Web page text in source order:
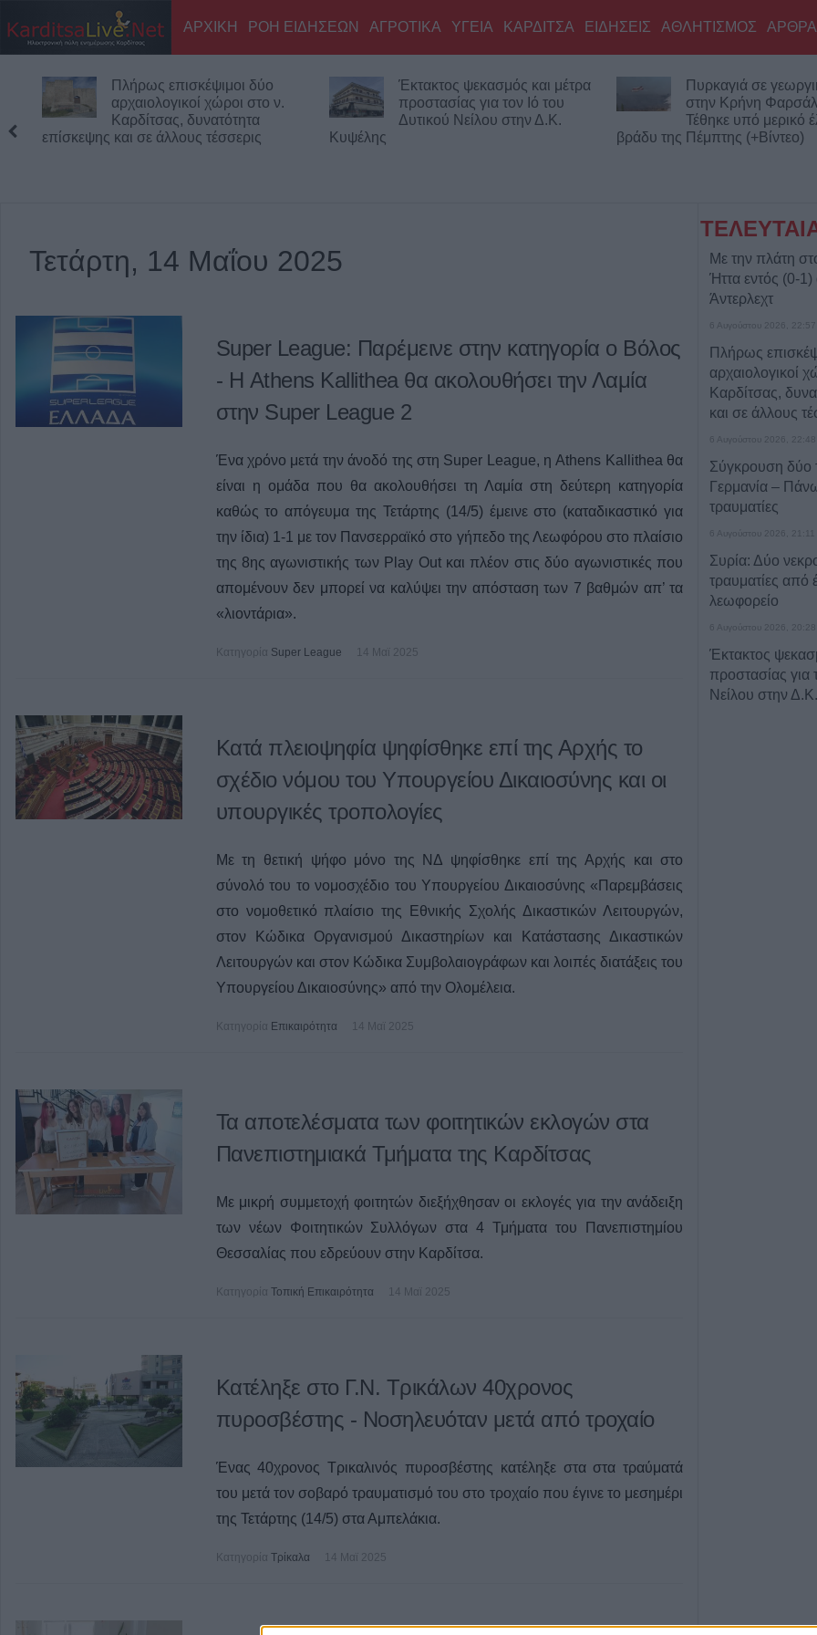
ΑΡΧΙΚΗ ΡΟΗ ΕΙΔΗΣΕΩΝ ΑΓΡΟΤΙΚΑ ΥΓΕΙΑ ΚΑΡΔΙΤΣΑ ΕΙΔΗΣΕΙΣ ΑΘΛΗΤΙΣΜΟΣ ΑΡΘΡΑ
Πλήρως επισκέψιμοι δύο
αρχαιολογικοί χώροι στο ν.
Καρδίτσας, δυνατότητα
επίσκεψης και σε άλλους τέσσερις
Έκτακτος ψεκασμός και μέτρα
προστασίας για τον Ιό του
Δυτικού Νείλου στην Δ.Κ.
Κυψέλης
Πυρκαγιά σε
στην Κρήνη
Τέθηκε υπό μερικό
βράδυ της Πέμπτης (+Βίντεο)
Τετάρτη, 14 Μαΐου 2025
Super League: Παρέμεινε στην κατηγορία ο Βόλος
- Η Athens Kallithea θα ακολουθήσει την Λαμία
στην Super League 2
Ένα χρόνο μετά την άνοδό της στη Super League, η Athens Kallithea θα
είναι η ομάδα που θα ακολουθήσει τη Λαμία στη δεύτερη κατηγορία
καθώς το απόγευμα της Τετάρτης (14/5) έμεινε στο (καταδικαστικό για
την ίδια) 1-1 με τον Πανσερραϊκό στο γήπεδο της Λεωφόρου στο πλαίσιο
της 8ης αγωνιστικής των Play Out και πλέον στις δύο αγωνιστικές που
απομένουν δεν μπορεί να καλύψει την απόσταση των 7 βαθμών απ’ τα
«λιοντάρια».
Κατηγορία Super League 14 Μαϊ 2025
Κατά πλειοψηφία ψηφίσθηκε επί της Αρχής το
σχέδιο νόμου του Υπουργείου Δικαιοσύνης και οι
υπουργικές τροπολογίες
Με τη θετική ψήφο μόνο της ΝΔ ψηφίσθηκε επί της Αρχής και στο
σύνολό του το νομοσχέδιο του Υπουργείου Δικαιοσύνης «Παρεμβάσεις
στο νομοθετικό πλαίσιο της Εθνικής Σχολής Δικαστικών Λειτουργών,
στον Κώδικα Οργανισμού Δικαστηρίων και Κατάστασης Δικαστικών
Λειτουργών και στον Κώδικα Συμβολαιογράφων και λοιπές διατάξεις του
Υπουργείου Δικαιοσύνης» από την Ολομέλεια.
Κατηγορία Επικαιρότητα 14 Μαϊ 2025
Τα αποτελέσματα των φοιτητικών εκλογών στα
Πανεπιστημιακά Τμήματα της Καρδίτσας
Με μικρή συμμετοχή φοιτητών διεξήχθησαν οι εκλογές για την ανάδειξη
των νέων Φοιτητικών Συλλόγων στα 4 Τμήματα του Πανεπιστημίου
Θεσσαλίας που εδρεύουν στην Καρδίτσα.
Κατηγορία Τοπική Επικαιρότητα 14 Μαϊ 2025
Κατέληξε στο Γ.Ν. Τρικάλων 40χρονος
πυροσβέστης - Νοσηλευόταν μετά από τροχαίο
Ένας 40χρονος Τρικαλινός πυροσβέστης κατέληξε στα στα τραύματά
του μετά τον σοβαρό τραυματισμό του στο τροχαίο που έγινε το μεσημέρι
της Τετάρτης (14/5) στα Αμπελάκια.
Κατηγορία Τρίκαλα 14 Μαϊ 2025
Με την πλάτη
Ήττα εντός (0-1)
Άντερλεχτ
6 Αυγούστου 2026, 22:57
Πλήρως
αρχαιολογικοί
Καρδίτσας,
και σε άλλους
6 Αυγούστου 2026, 22:48
Σύγκρουση δύο
Γερμανία –
τραυματίες
6 Αυγούστου 2026, 21:11
Συρία: Δύο
τραυματίες από
λεωφορείο
6 Αυγούστου 2026, 20:28
Έκτακτος
προστασίας για
Νείλου στην